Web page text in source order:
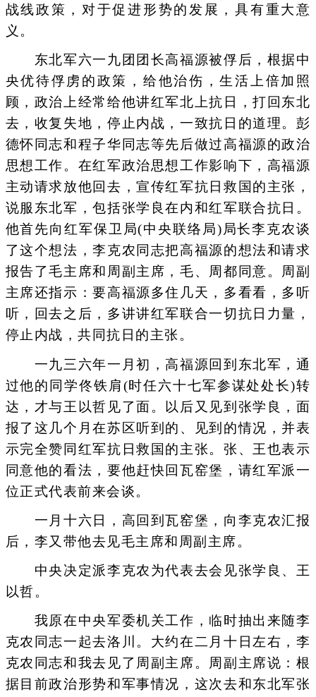
战线政策，对于促进形势的发展，具有重大意
义。
东北军六一九团团长高福源被俘后，根据中
央优待俘虏的政策，给他治伤，生活上倍加照
顾，政治上经常给他讲红军北上抗日，打回东北
去，收复失地，停止内战，一致抗日的道理。彭
德怀同志和程子华同志等先后做过高福源的政治
思想工作。在红军政治思想工作影响下，高福源
主动请求放他回去，宣传红军抗日救国的主张，
说服东北军，包括张学良在内和红军联合抗日。
他首先向红军保卫局(中央联络局)局长李克农谈
了这个想法，李克农同志把高福源的想法和请求
报告了毛主席和周副主席，毛、周都同意。周副
主席还指示：要高福源多住几天，多看看，多听
听，回去之后，多讲讲红军联合一切抗日力量，
停止内战，共同抗日的主张。
一九三六年一月初，高福源回到东北军，通
过他的同学佟铁肩(时任六十七军参谋处处长)转
达，才与王以哲见了面。以后又见到张学良，面
报了这几个月在苏区听到的、见到的情况，并表
示完全赞同红军抗日救国的主张。张、王也表示
同意他的看法，要他赶快回瓦窑堡，请红军派一
位正式代表前来会谈。
一月十六日，高回到瓦窑堡，向李克农汇报
后，李又带他去见毛主席和周副主席。
中央决定派李克农为代表去会见张学良、王
以哲。
我原在中央军委机关工作，临时抽出来随李
克农同志一起去洛川。大约在二月十日左右，李
克农同志和我去见了周副主席。周副主席说：根
据目前政治形势和军事情况，这次去和东北军张